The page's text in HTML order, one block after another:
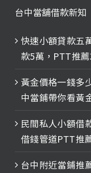
台中當舖借款新知
快速小額貸款五
款5萬，PTT推
黃金價格一錢多
中當鋪帶你看黃
民間私人小額借
借錢管道PTT推
台中附近當鋪推